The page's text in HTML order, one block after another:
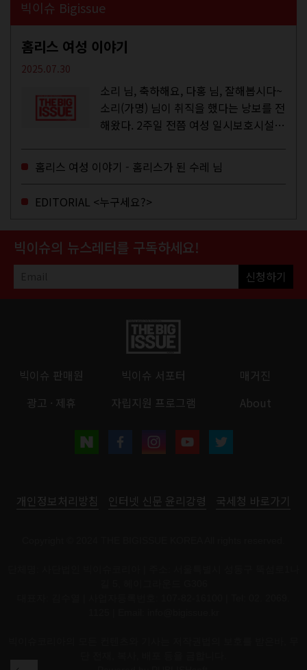
빅이슈 Bigissue
홈리스 여성 이야기
2025.07.30
소리 님, 축하해요, 다홍 님, 잘해봅시다~
소리(가명) 님이 취직을 했다는 낭보를 전
해왔다. 2주일 전쯤 여성 일시보호시설에
고, 저 오늘이 마지막이에요, 이렇게 인사
를 하고 가셨던...
홈리스 여성 이야기 - 홈리스가 된 수레 님
EDITORIAL <누구세요?>
빅이슈의 뉴스레터를 구독하세요!
신청하기
빅이슈 판매원 빅이슈 서포터
매거진
광고 · 제휴
자립지원 프로그램 About
개인정보처리방침 인터넷 신문 윤리강령 국세청 바로가기